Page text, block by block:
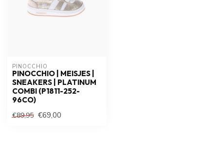
PINOCCHIO
PINOCCHIO | MEISJES |
SNEAKERS | PLATINUM
COMBI (P1811-252-
96CO)
€89,95 €69,00